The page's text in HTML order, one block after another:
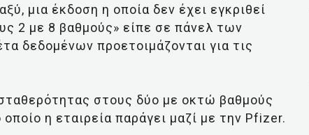
μια έκδοση η οποία δεν έχει εγκριθεί
2 με 8 βαθμούς» είπε σε πάνελ των
δεδομένων προετοιμάζονται για τις
στους δύο με οκτώ βαθμούς
η εταιρεία παράγει μαζί με την Pfizer.